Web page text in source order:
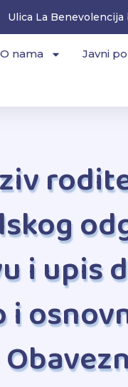
Ulica La Benevolencija
O nama Javni
i upis
i